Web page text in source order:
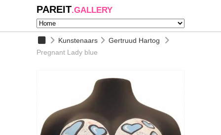
PAREIT.GALLERY
Kunstenaars
Gertruud Hartog
Pregnant Lady blue